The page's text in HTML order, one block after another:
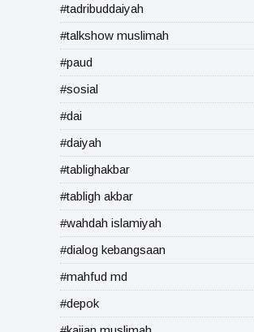
#tadribuddaiyah
#talkshow muslimah
#paud
#sosial
#dai
#daiyah
#tablighakbar
#tabligh akbar
#wahdah islamiyah
#dialog kebangsaan
#mahfud md
#depok